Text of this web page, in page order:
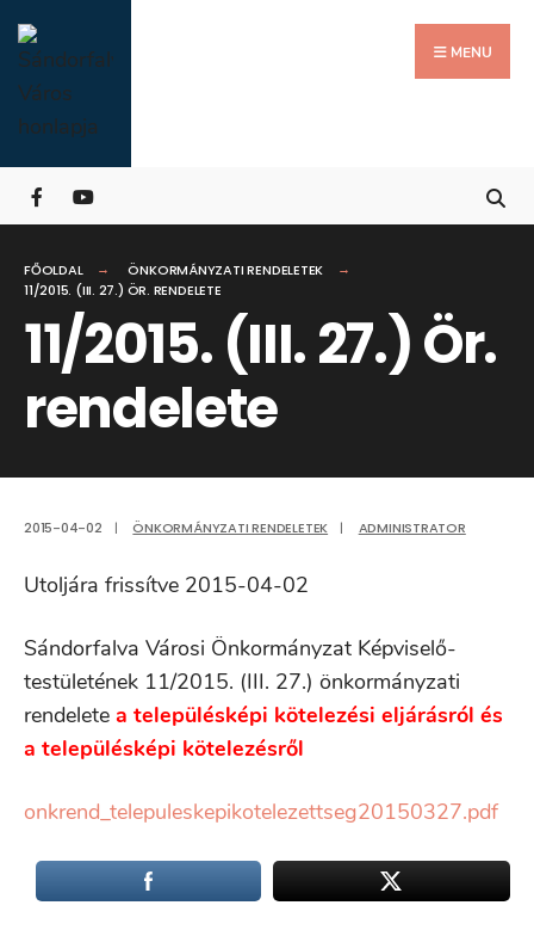
Skip
to
content
MENU
FŐOLDAL
ÖNKORMÁNYZATI RENDELETEK
11/2015. (III. 27.) ÖR. RENDELETE
11/2015. (III. 27.) Ör.
rendelete
2015-04-02 | ÖNKORMÁNYZATI RENDELETEK | ADMINISTRATOR
Utoljára frissítve 2015-04-02
Sándorfalva Városi Önkormányzat Képviselő-
testületének 11/2015. (III. 27.) önkormányzati
rendelete a településképi kötelezési eljárásról és
a településképi kötelezésről
onkrend_telepuleskepikotelezettseg20150327.pdf
for:
Close